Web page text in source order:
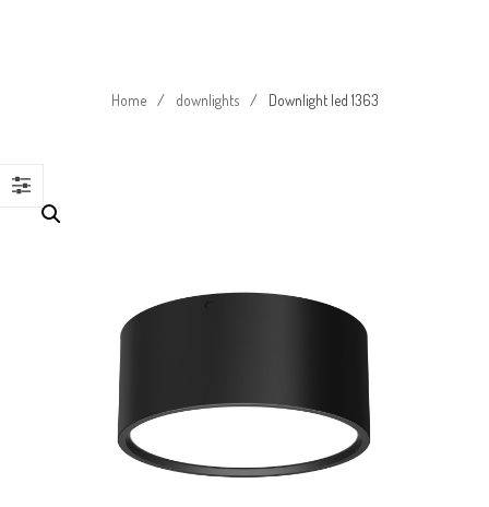
Home / downlights / Downlight led 1363